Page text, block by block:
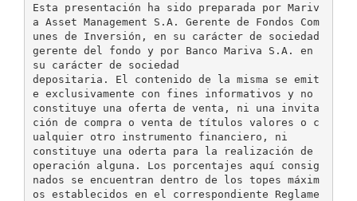
Esta presentación ha sido preparada por Mariv
a Asset Management S.A. Gerente de Fondos Com
unes de Inversión, en su carácter de sociedad
gerente del fondo y por Banco Mariva S.A. en
su carácter de sociedad
depositaria. El contenido de la misma se emit
e exclusivamente con fines informativos y no
constituye una oferta de venta, ni una invita
ción de compra o venta de títulos valores o c
ualquier otro instrumento financiero, ni
constituye una oderta para la realización de
operación alguna. Los porcentajes aquí consig
nados se encuentran dentro de los topes máxim
os establecidos en el correspondiente Reglame